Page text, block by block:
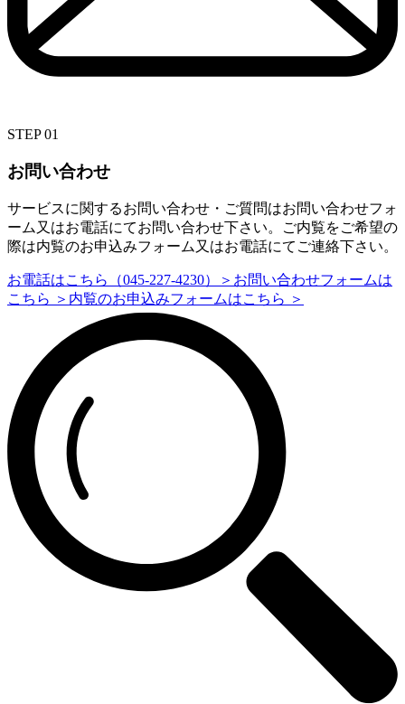
STEP 01
お問い合わせ
サービスに関するお問い合わせ・ご質問はお問い合わせフォ
ーム又はお電話にてお問い合わせ下さい。ご内覧をご希望の
際は内覧のお申込みフォーム又はお電話にてご連絡下さい。
お電話はこちら（045-227-4230）＞ お問い合わせフォームは
こちら ＞ 内覧のお申込みフォームはこちら ＞